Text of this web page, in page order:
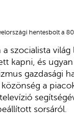
hentesbolt a
a szocialista
kapni, és
gazdasági
a
sorsáról.